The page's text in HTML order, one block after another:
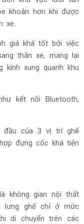
khoắn hơn khi được
xe.
giá khá tốt bởi việc
thân xe, mang lại
kính xung quanh khu
kết nối Bluetooth,
đầu của 3 vị trí ghế
đựng cốc khá tiện
không gian nội thất
lưng ghế chỉ ở mức
di chuyển trên các